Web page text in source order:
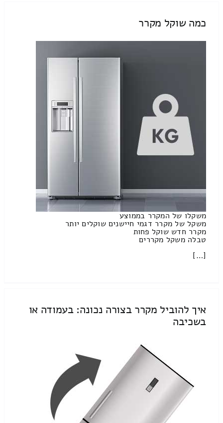
כמה שוקל מקרר
משקלו של המקרר בממוצע
משקל של מקרר דגמי חיישנים שוקלים יותר
מקרר חדש שוקל פחות
טבלה משקל מקררים
[…]
איך להוביל מקרר בצורה נכונה: בעמודה או
בשכיבה